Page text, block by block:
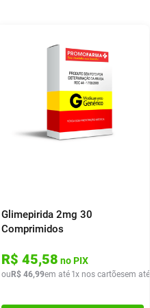
x de R$ 50,28
Glimepirida 2mg 30
Comprimidos
R$ 45,58 no PIX
ou R$ 46,99em até 1x nos cartõesem até